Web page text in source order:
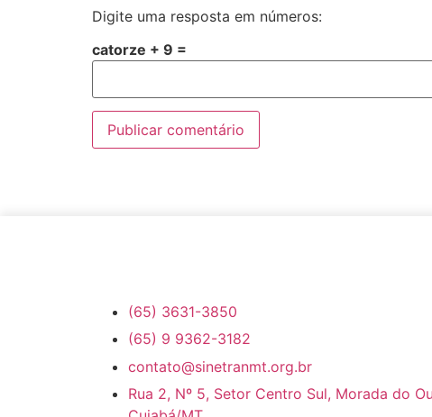
Digite uma resposta em números:
catorze + 9 =
(65) 3631-3850
(65) 9 9362-3182
contato@sinetranmt.org.br
Rua 2, Nº 5, Setor Centro Sul, Morada do